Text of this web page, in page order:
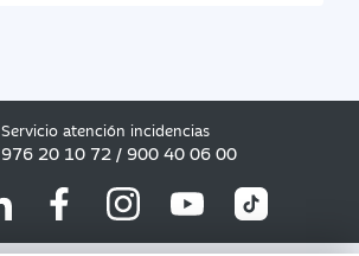
Servicio atención incidencias
976 20 10 72 / 900 40 06 00